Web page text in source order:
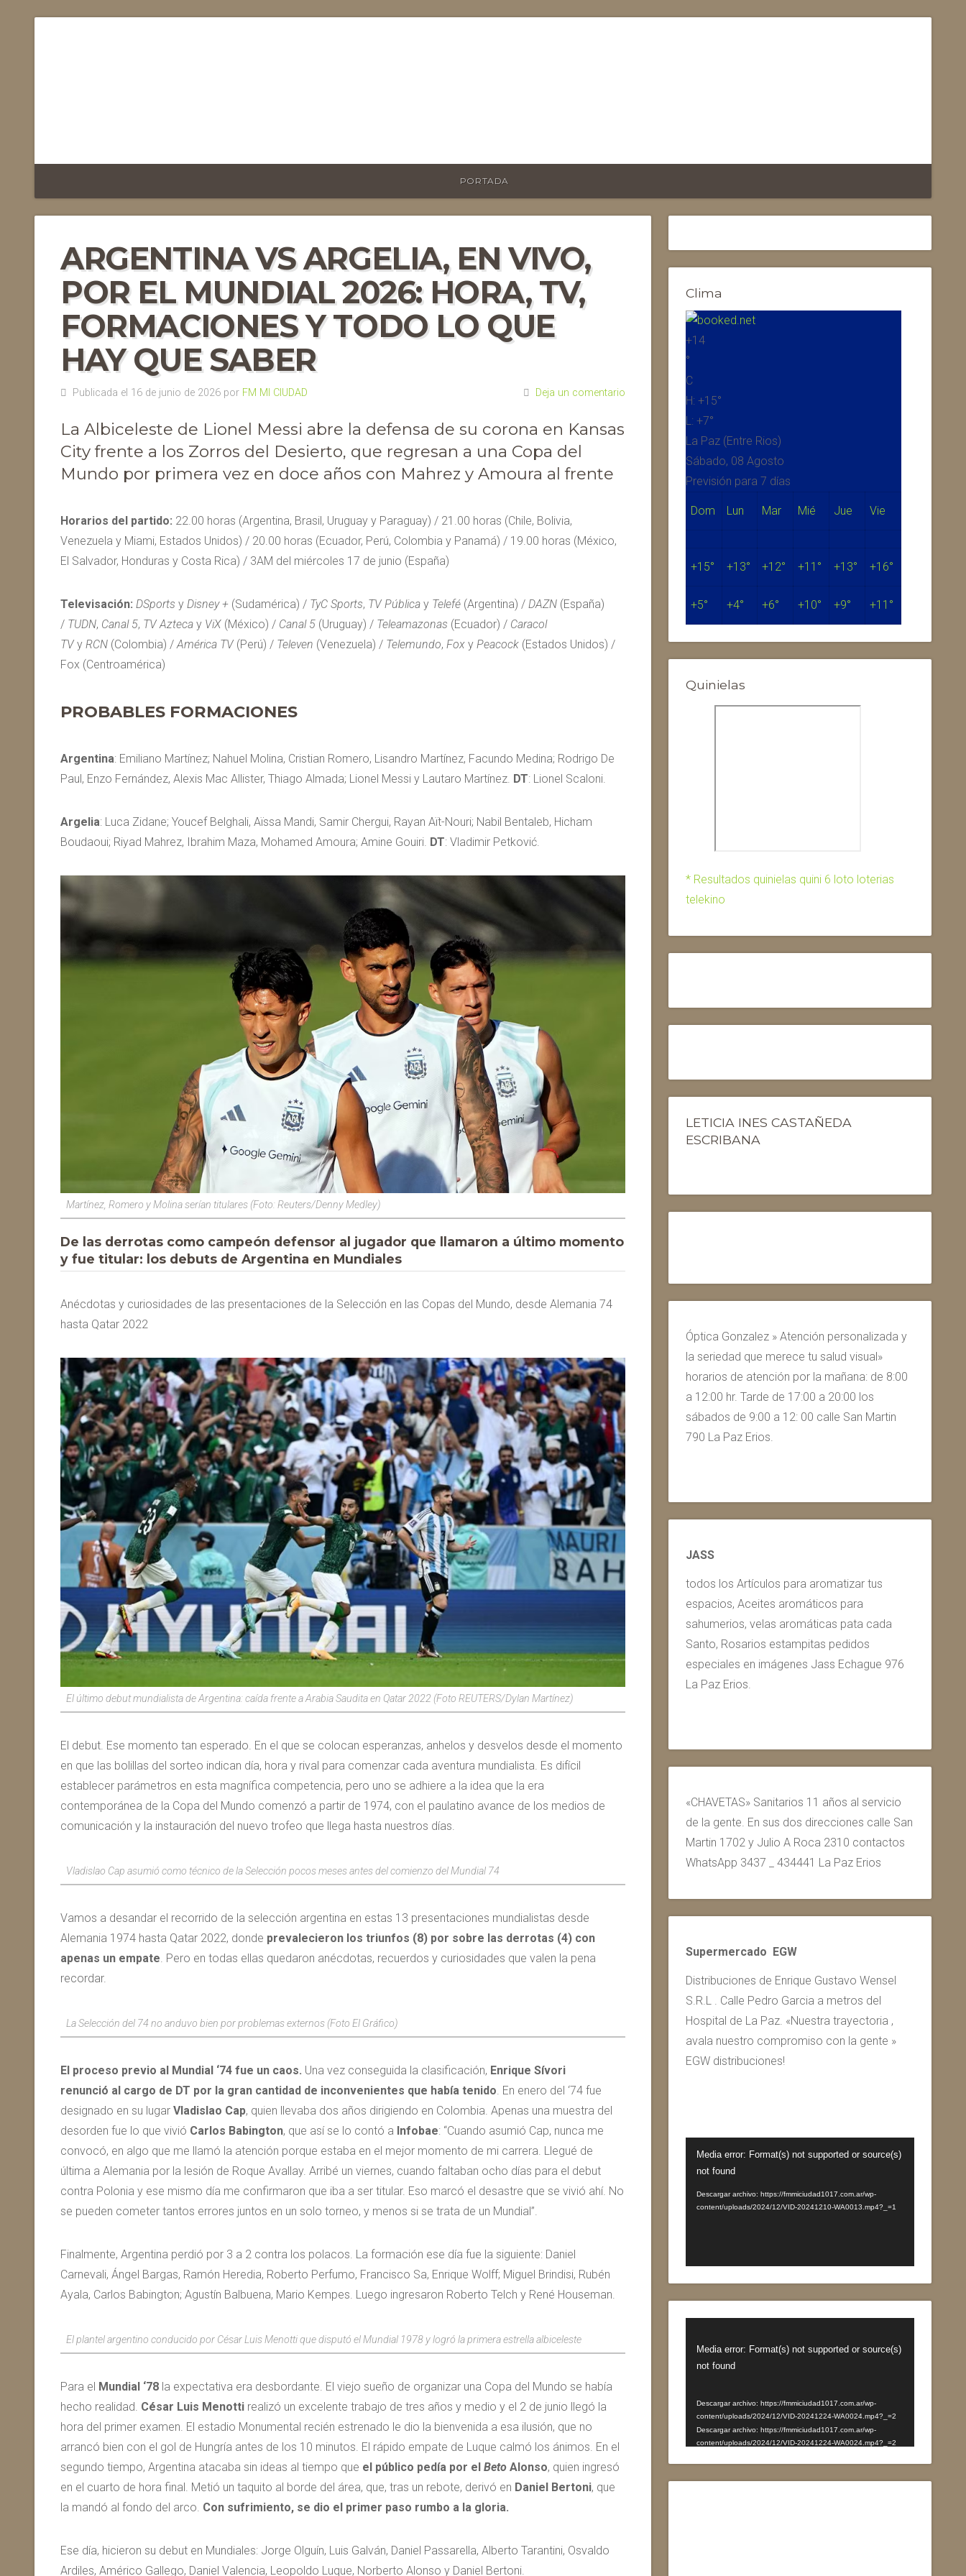
PORTADA
ARGENTINA VS ARGELIA, EN VIVO,
POR EL MUNDIAL 2026: HORA, TV,
FORMACIONES Y TODO LO QUE
HAY QUE SABER
Publicada el 16 de junio de 2026 por FM MI CIUDAD Deja un comentario
La Albiceleste de Lionel Messi abre la defensa de su corona en Kansas
City frente a los Zorros del Desierto, que regresan a una Copa del
Mundo por primera vez en doce años con Mahrez y Amoura al frente
Horarios del partido: 22.00 horas (Argentina, Brasil, Uruguay y Paraguay) / 21.00 horas (Chile, Bolivia,
Venezuela y Miami, Estados Unidos) / 20.00 horas (Ecuador, Perú, Colombia y Panamá) / 19.00 horas (México,
El Salvador, Honduras y Costa Rica) / 3AM del miércoles 17 de junio (España)
Televisación: DSports y Disney + (Sudamérica) / TyC Sports, TV Pública y Telefé (Argentina) / DAZN (España)
/ TUDN, Canal 5, TV Azteca y ViX (México) / Canal 5 (Uruguay) / Teleamazonas (Ecuador) / Caracol
TVy RCN (Colombia) /América TV(Perú) / Televen (Venezuela) / Telemundo, Fox y Peacock (Estados Unidos) /
Fox (Centroamérica)
PROBABLES FORMACIONES
Argentina: Emiliano Martínez; Nahuel Molina, Cristian Romero, Lisandro Martínez, Facundo Medina; Rodrigo De
Paul, Enzo Fernández, Alexis Mac Allister, Thiago Almada; Lionel Messi y Lautaro Martínez. DT: Lionel Scaloni.
Argelia: Luca Zidane; Youcef Belghali, Aïssa Mandi, Samir Chergui, Rayan Aït-Nouri; Nabil Bentaleb, Hicham
Boudaoui; Riyad Mahrez, Ibrahim Maza, Mohamed Amoura; Amine Gouiri. DT: Vladimir Petković.
Martínez, Romero y Molina serían titulares (Foto: Reuters/Denny Medley)
De las derrotas como campeón defensor al jugador que llamaron a último momento
y fue titular: los debuts de Argentina en Mundiales
Anécdotas y curiosidades de las presentaciones de la Selección en las Copas del Mundo, desde Alemania 74
hasta Qatar 2022
El último debut mundialista de Argentina: caída frente a Arabia Saudita en Qatar 2022 (Foto REUTERS/Dylan Martínez)
El debut. Ese momento tan esperado. En el que se colocan esperanzas, anhelos y desvelos desde el momento
en que las bolillas del sorteo indican día, hora y rival para comenzar cada aventura mundialista. Es difícil
establecer parámetros en esta magnífica competencia, pero uno se adhiere a la idea que la era
contemporánea de la Copa del Mundo comenzó a partir de 1974, con el paulatino avance de los medios de
comunicación y la instauración del nuevo trofeo que llega hasta nuestros días.
Vladislao Cap asumió como técnico de la Selección pocos meses antes del comienzo del Mundial 74
Vamos a desandar el recorrido de la selección argentina en estas 13 presentaciones mundialistas desde
Alemania 1974 hasta Qatar 2022, donde prevalecieron los triunfos (8) por sobre las derrotas (4) con
apenas un empate. Pero en todas ellas quedaron anécdotas, recuerdos y curiosidades que valen la pena
recordar.
La Selección del 74 no anduvo bien por problemas externos (Foto El Gráfico)
El proceso previo al Mundial ‘74 fue un caos. Una vez conseguida la clasificación, Enrique Sívori
renunció al cargo de DT por la gran cantidad de inconvenientes que había tenido. En enero del ‘74 fue
designado en su lugar Vladislao Cap, quien llevaba dos años dirigiendo en Colombia. Apenas una muestra del
desorden fue lo que vivió Carlos Babington, que así se lo contó a Infobae: “Cuando asumió Cap, nunca me
convocó, en algo que me llamó la atención porque estaba en el mejor momento de mi carrera. Llegué de
última a Alemania por la lesión de Roque Avallay. Arribé un viernes, cuando faltaban ocho días para el debut
contra Polonia y ese mismo día me confirmaron que iba a ser titular. Eso marcó el desastre que se vivió ahí. No
se pueden cometer tantos errores juntos en un solo torneo, y menos si se trata de un Mundial”.
Finalmente, Argentina perdió por 3 a 2 contra los polacos. La formación ese día fue la siguiente: Daniel
Carnevali, Ángel Bargas, Ramón Heredia, Roberto Perfumo, Francisco Sa, Enrique Wolff; Miguel Brindisi, Rubén
Ayala, Carlos Babington; Agustín Balbuena, Mario Kempes. Luego ingresaron Roberto Telch y René Houseman.
El plantel argentino conducido por César Luis Menotti que disputó el Mundial 1978 y logró la primera estrella albiceleste
Para el Mundial ‘78 la expectativa era desbordante. El viejo sueño de organizar una Copa del Mundo se había
hecho realidad. César Luis Menotti realizó un excelente trabajo de tres años y medio y el 2 de junio llegó la
hora del primer examen. El estadio Monumental recién estrenado le dio la bienvenida a esa ilusión, que no
arrancó bien con el gol de Hungría antes de los 10 minutos. El rápido empate de Luque calmó los ánimos. En el
segundo tiempo, Argentina atacaba sin ideas al tiempo que el público pedía por el Beto Alonso, quien ingresó
en el cuarto de hora final. Metió un taquito al borde del área, que, tras un rebote, derivó en Daniel Bertoni, que
la mandó al fondo del arco. Con sufrimiento, se dio el primer paso rumbo a la gloria.
Ese día, hicieron su debut en Mundiales: Jorge Olguín, Luis Galván, Daniel Passarella, Alberto Tarantini, Osvaldo
Ardiles, Américo Gallego, Daniel Valencia, Leopoldo Luque, Norberto Alonso y Daniel Bertoni.
Clima
+14
°
C
H: +15°
L: +7°
La Paz (Entre Rios)
Sábado, 08 Agosto
Previsión para 7 días
Dom Lun Mar Mié Jue Vie
+15° +13° +12° +11° +13° +16°
+5° +4° +6° +10° +9° +11°
Quinielas
* Resultados quinielas quini 6 loto loterias
telekino
LETICIA INES CASTAÑEDA
ESCRIBANA
Óptica Gonzalez » Atención personalizada y
la seriedad que merece tu salud visual»
horarios de atención por la mañana: de 8:00
a 12:00 hr. Tarde de 17:00 a 20:00 los
sábados de 9:00 a 12: 00 calle San Martin
790 La Paz Erios.
JASS
todos los Artículos para aromatizar tus
espacios, Aceites aromáticos para
sahumerios, velas aromáticas pata cada
Santo, Rosarios estampitas pedidos
especiales en imágenes Jass Echague 976
La Paz Erios.
«CHAVETAS» Sanitarios 11 años al servicio
de la gente. En sus dos direcciones calle San
Martin 1702 y Julio A Roca 2310 contactos
WhatsApp 3437 _ 434441 La Paz Erios
Supermercado EGW
Distribuciones de Enrique Gustavo Wensel
S.R.L . Calle Pedro Garcia a metros del
Hospital de La Paz. «Nuestra trayectoria ,
avala nuestro compromiso con la gente »
EGW distribuciones!
de
Media error: Format(s) not supported or source(s)
not found
Descargar archivo: https://fmmiciudad1017.com.ar/wp-
content/uploads/2024/12/VID-20241210-WA0013.mp4?_=1
de
vídeo
Media error: Format(s) not supported or source(s)
not found
Descargar archivo: https://fmmiciudad1017.com.ar/wp-
content/uploads/2024/12/VID-20241224-WA0024.mp4?_=2
Descargar archivo: https://fmmiciudad1017.com.ar/wp-
content/uploads/2024/12/VID-20241224-WA0024.mp4?_=2